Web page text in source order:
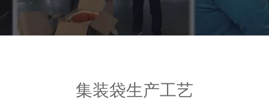
集装袋生产工艺